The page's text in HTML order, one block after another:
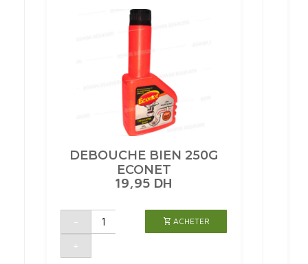
DEBOUCHE BIEN 250G
ECONET
19,95 DH
-
quantité
DEBOUCHE
ECONET
+
ACHETER